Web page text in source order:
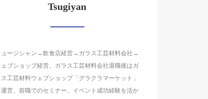
Tsugiyan
ュージシャン→飲食店経営→ガラス工芸材料会社→
ェブショップ経営。ガラス工芸材料会社退職後はガ
ス工芸材料ウェブショップ「グラクラマーケット」
運営。前職でのセミナー、イベント成功経験を活か